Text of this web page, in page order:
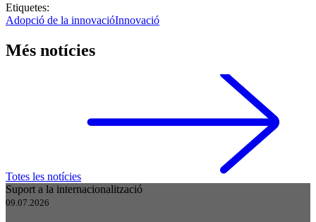
Etiquetes:
Adopció de la innovacióInnovació
Més notícies
Totes les notícies
Suport a la internacionalització
09.07.2026